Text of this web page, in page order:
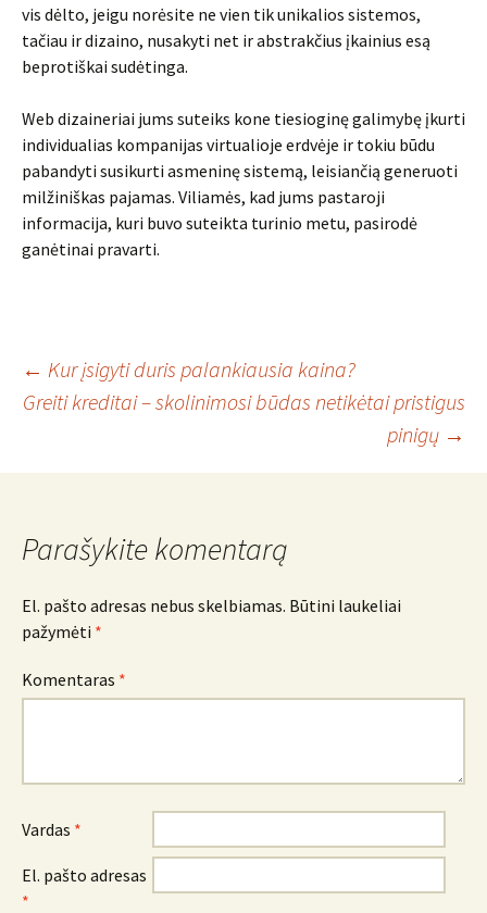
vis dėlto, jeigu norėsite ne vien tik unikalios sistemos,
tačiau ir dizaino, nusakyti net ir abstrakčius įkainius esą
beprotiškai sudėtinga.
Web dizaineriai jums suteiks kone tiesioginę galimybę įkurti
individualias kompanijas virtualioje erdvėje ir tokiu būdu
pabandyti susikurti asmeninę sistemą, leisiančią generuoti
milžiniškas pajamas. Viliamės, kad jums pastaroji
informacija, kuri buvo suteikta turinio metu, pasirodė
ganėtinai pravarti.
Įrašo
← Kur įsigyti duris palankiausia kaina?
Greiti kreditai – skolinimosi būdas netikėtai pristigus
pinigų →
Parašykite komentarą
El. pašto adresas nebus skelbiamas. Būtini laukeliai
pažymėti *
Komentaras *
Vardas *
El. pašto adresas
*